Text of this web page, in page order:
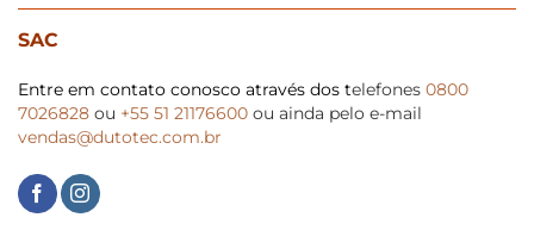
SAC
Entre em contato conosco através dos telefones 0800
7026828 ou +55 51 21176600 ou ainda pelo e-mail
vendas@dutotec.com.br